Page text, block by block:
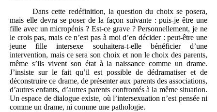
Dans cette redéfinition, la question du choix se posera,
mais elle devra se poser de la façon suivante : puis-je être une
fille avec un micropénis ? Est-ce grave ? Personnellement, je ne
le crois pas, mais ce n’est pas à moi d’en décider : peut-être une
jeune fille intersexe souhaitera-t-elle bénéficier d’une
intervention, mais ce sera son choix et non le choix des parents,
même s’ils vivent son état à la naissance comme un drame.
J’insiste sur le fait qu’il est possible de dédramatiser et de
déconstruire ce drame, de présenter aux parents des associations,
d’autres enfants, d’autres parents confrontés à la même situation.
Un espace de dialogue existe, où l’intersexuation n’est pensée ni
comme un drame, ni comme une pathologie.